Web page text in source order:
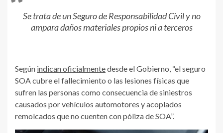
Se trata de un Seguro de Responsabilidad Civil y no
ampara daños materiales propios ni a terceros
Según indican oficialmentedesde el Gobierno, “el seguro
SOA cubre el fallecimiento o las lesiones físicas que
sufren las personas como consecuencia de siniestros
causados por vehículos automotores y acoplados
remolcados que no cuenten con póliza de SOA”.